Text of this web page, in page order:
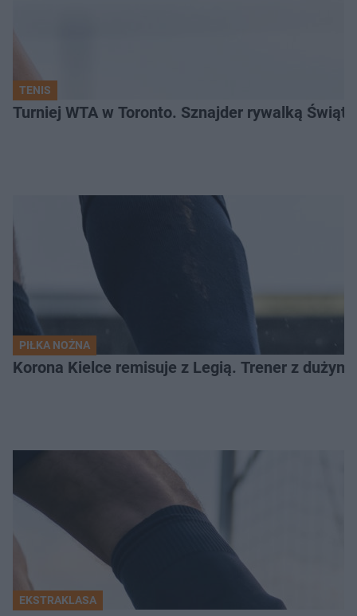
TENIS
Turniej WTA w Toronto. Sznajder rywalką
PIŁKA NOŻNA
Korona Kielce remisuje z Legią. Trener z dużym
EKSTRAKLASA